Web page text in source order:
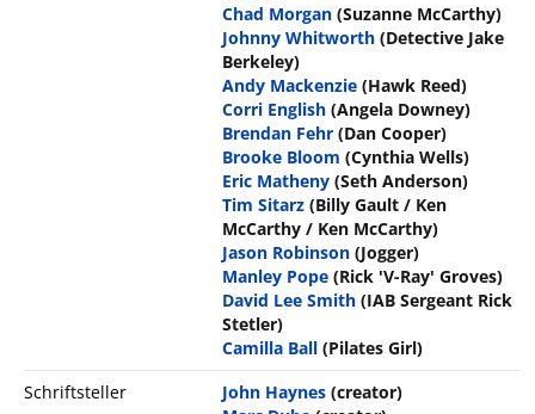
Chad Morgan (Suzanne McCarthy)
Johnny Whitworth (Detective Jake
Berkeley)
Andy Mackenzie (Hawk Reed)
Corri English (Angela Downey)
Brendan Fehr (Dan Cooper)
Brooke Bloom (Cynthia Wells)
Eric Matheny (Seth Anderson)
Tim Sitarz (Billy Gault / Ken
McCarthy / Ken McCarthy)
Jason Robinson (Jogger)
Manley Pope (Rick 'V-Ray' Groves)
David Lee Smith (IAB Sergeant Rick
Stetler)
Camilla Ball (Pilates Girl)
Schriftsteller
John Haynes (creator)